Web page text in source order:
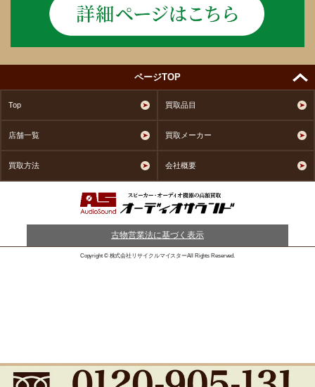
ページTOP
Top 買取品目
店舗一覧 買取メーカー
買取方法 会社概要
古物営業法に基づく表示
Copyright © 株式会社リサイクルマイスターAll Rights Reserved.